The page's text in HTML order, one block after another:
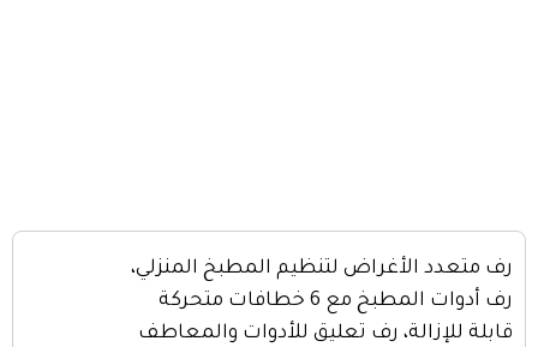
رف متعدد الأغراض لتنظيم المطبخ المنزلي،
رف أدوات المطبخ مع 6 خطافات متحركة
قابلة للإزالة، رف تعليق للأدوات والمعاطف